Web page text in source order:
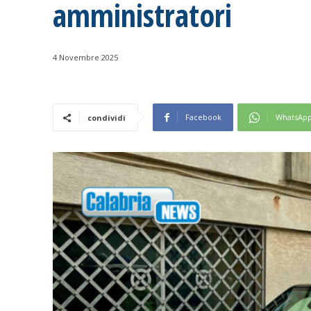
amministratori
4 Novembre 2025
condividi Facebook